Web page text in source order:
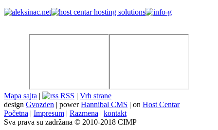
Mapa sajta | RSS | Vrh strane
design Gvozden | powerHannibal CMS | on Host Centar
Početna | Impresum | Razmena | kontakt
Sva prava su zadržana © 2010-2018 CIMP